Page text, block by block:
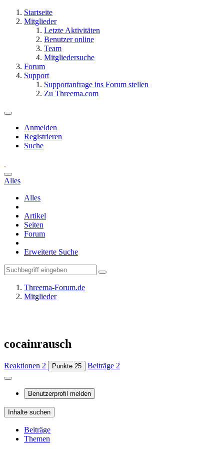
Startseite
Mitglieder
Letzte Aktivitäten
Benutzer online
Team
Mitgliedersuche
Forum
Support
Supportanfrage ins Forum stellen
Zu Threema.com
Anmelden
Registrieren
Suche
Alles
Alles
Artikel
Seiten
Forum
Erweiterte Suche
Threema-Forum.de
Mitglieder
cocainrausch
Reaktionen 2 Punkte 25 Beiträge 2
Benutzerprofil melden
Inhalte suchen
Beiträge
Themen